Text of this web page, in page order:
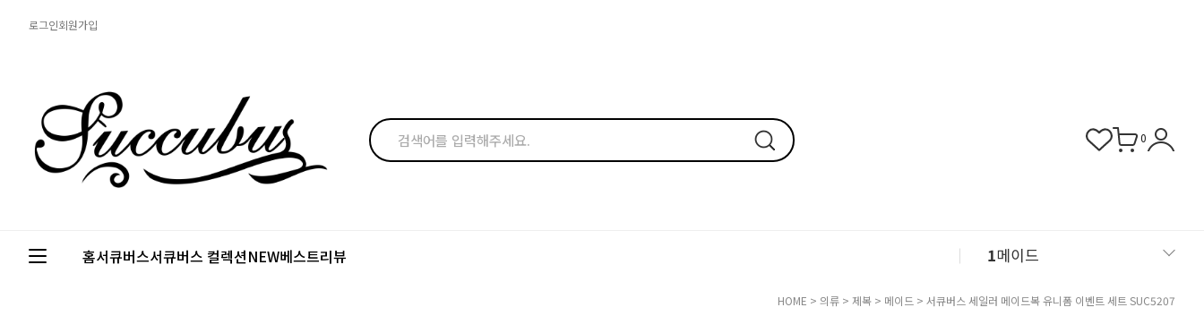
로그인회원가입
0
홈서큐버스서큐버스 컬렉션NEW베스트리뷰 1메이드
2섹시 슬립
HOME > 의류 > 제복 > 메이드 > 서큐버스 세일러 메이드복 유니폼 이벤트 세트 SUC5207